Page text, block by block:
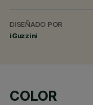
DISEÑADO POR
iGuzzini
COLOR